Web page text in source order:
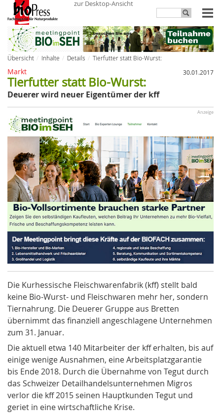
zur Desktop-Ansicht
Übersicht Inhalte Details Tierfutter statt Bio-Wurst:
Markt 30.01.2017
Tierfutter statt Bio-Wurst:
Deuerer wird neuer Eigentümer der kff
Anzeige
Die Kurhessische Fleischwarenfabrik (kff) stellt bald
keine Bio-Wurst- und Fleischwaren mehr her, sondern
Tiernahrung. Die Deuerer Gruppe aus Bretten
übernimmt das finanziell angeschlagene Unternehmen
zum 31. Januar.
Die aktuell etwa 140 Mitarbeiter der kff erhalten, bis auf
einige wenige Ausnahmen, eine Arbeitsplatzgarantie
bis Ende 2018. Durch die Übernahme von Tegut durch
das Schweizer Detailhandelsunternehmen Migros
verlor die kff 2015 seinen Hauptkunden Tegut und
geriet in eine wirtschaftliche Krise.